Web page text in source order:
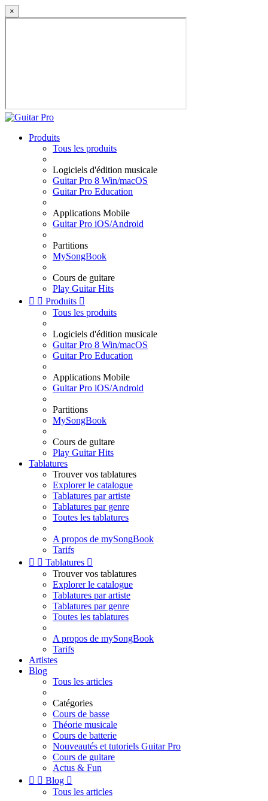
×
Produits
Tous les produits
Logiciels d'édition musicale
Guitar Pro 8 Win/macOS
Guitar Pro Education
Applications Mobile
Guitar Pro iOS/Android
Partitions
MySongBook
Cours de guitare
Play Guitar Hits
  Produits 
Tous les produits
Logiciels d'édition musicale
Guitar Pro 8 Win/macOS
Guitar Pro Education
Applications Mobile
Guitar Pro iOS/Android
Partitions
MySongBook
Cours de guitare
Play Guitar Hits
Tablatures
Trouver vos tablatures
Explorer le catalogue
Tablatures par artiste
Tablatures par genre
Toutes les tablatures
A propos de mySongBook
Tarifs
  Tablatures 
Trouver vos tablatures
Explorer le catalogue
Tablatures par artiste
Tablatures par genre
Toutes les tablatures
A propos de mySongBook
Tarifs
Artistes
Blog
Tous les articles
Catégories
Cours de basse
Théorie musicale
Cours de batterie
Nouveautés et tutoriels Guitar Pro
Cours de guitare
Actus & Fun
  Blog 
Tous les articles